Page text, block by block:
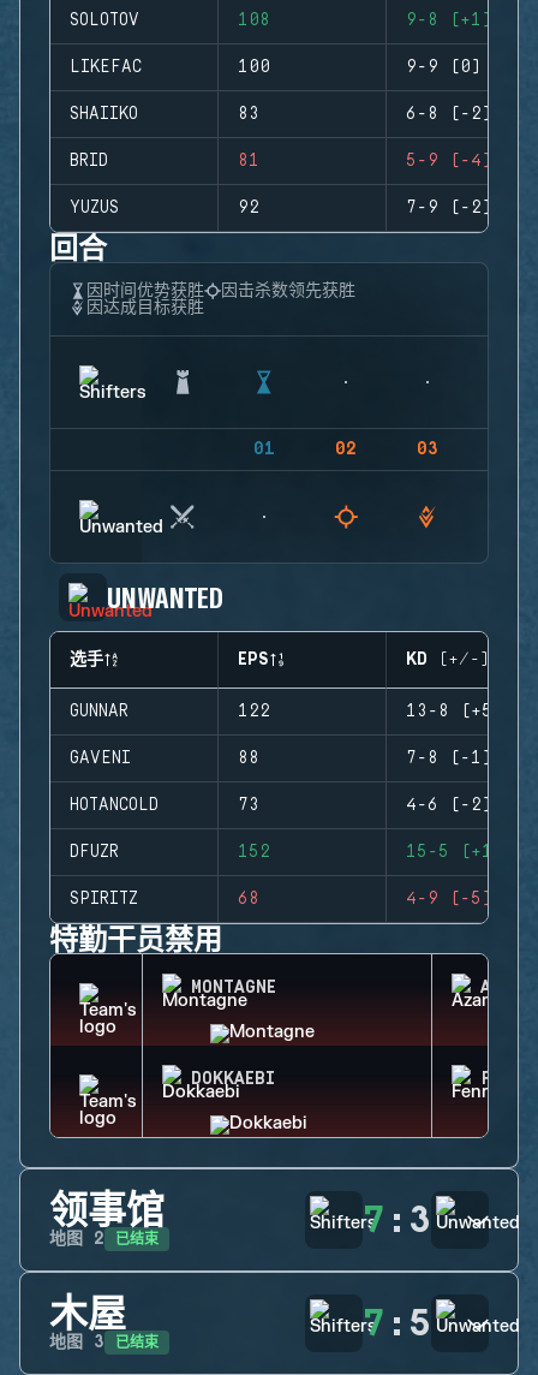
SOLOTOV 108 9-8 (+1)
LIKEFAC 100 9-9 (0)
SHAIIKO 83 6-8 (-2)
BRID 81 5-9 (-4)
YUZUS 92 7-9 (-2)
回合
因时间优势获胜
因击杀数领先获胜
因达成目标获胜
01 02 03
UNWANTED
选手 EPS KD (+/-)
GUNNAR 122 13-8 (+5)
GAVENI 88 7-8 (-1)
HOTANCOLD 73 4-6 (-2)
DFUZR 152 15-5 (+10)
SPIRITZ 68 4-9 (-5)
特勤干员禁用
MONTAGNE AZAMI
DOKKAEBI
领事馆
地图 2 已结束 7 : 3
木屋
地图 3 已结束 7 : 5